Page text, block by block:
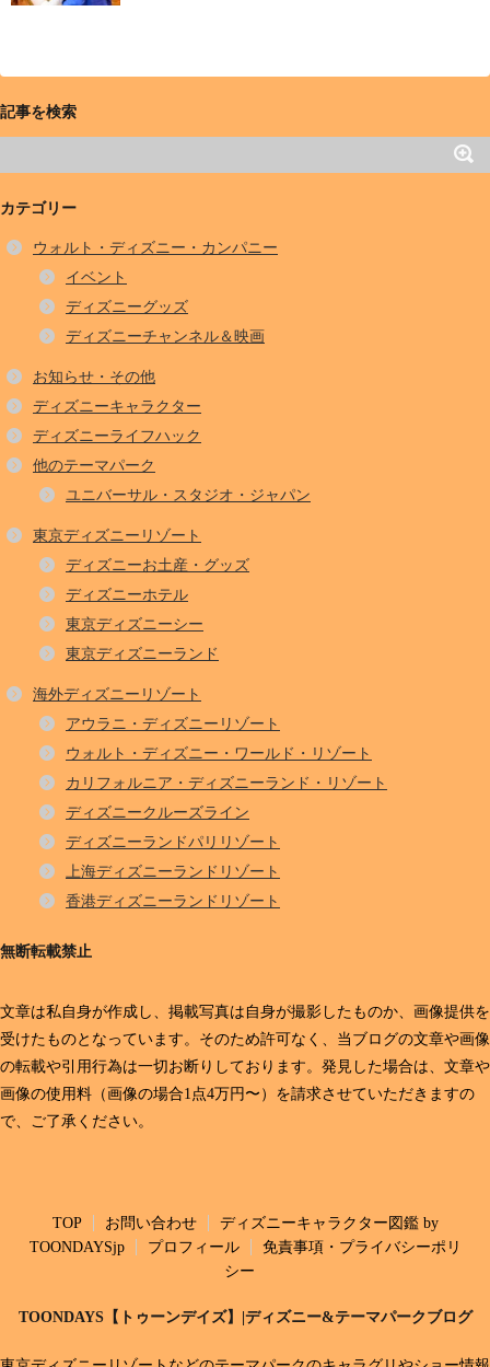
記事を検索
カテゴリー
ウォルト・ディズニー・カンパニー
イベント
ディズニーグッズ
ディズニーチャンネル＆映画
お知らせ・その他
ディズニーキャラクター
ディズニーライフハック
他のテーマパーク
ユニバーサル・スタジオ・ジャパン
東京ディズニーリゾート
ディズニーお土産・グッズ
ディズニーホテル
東京ディズニーシー
東京ディズニーランド
海外ディズニーリゾート
アウラニ・ディズニーリゾート
ウォルト・ディズニー・ワールド・リゾート
カリフォルニア・ディズニーランド・リゾート
ディズニークルーズライン
ディズニーランドパリリゾート
上海ディズニーランドリゾート
香港ディズニーランドリゾート
無断転載禁止
文章は私自身が作成し、掲載写真は自身が撮影したものか、画像提供を
受けたものとなっています。そのため許可なく、当ブログの文章や画像
の転載や引用行為は一切お断りしております。発見した場合は、文章や
画像の使用料（画像の場合1点4万円〜）を請求させていただきますの
で、ご了承ください。
TOP お問い合わせ
ディズニーキャラクター図鑑 by
TOONDAYSjp
プロフィール
免責事項・プライバシーポリ
シー
TOONDAYS【トゥーンデイズ】|ディズニー&テーマパークブログ